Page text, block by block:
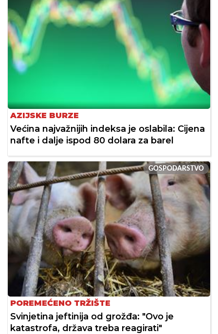
AZIJSKE BURZE
Većina najvažnijih indeksa je oslabila: Cijena
nafte i dalje ispod 80 dolara za barel
GOSPODARSTVO
POREMEĆENO TRŽIŠTE
Svinjetina jeftinija od grožđa: "Ovo je
katastrofa, država treba reagirati"